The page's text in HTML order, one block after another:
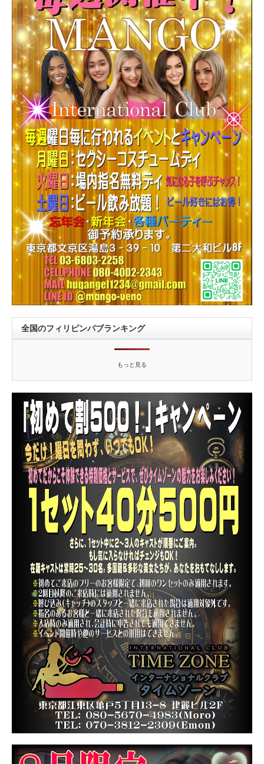
全国のフィリピンパブランキング
もっと見る